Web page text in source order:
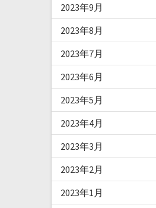
2023年9月
2023年8月
2023年7月
2023年6月
2023年5月
2023年4月
2023年3月
2023年2月
2023年1月